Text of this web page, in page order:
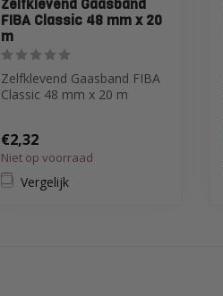
FIBA Classic 48 mm x 20
m
Zelfklevend Gaasband FIBA
Classic 48 mm x 20 m
€2,32
Niet op voorraad
Vergelijk